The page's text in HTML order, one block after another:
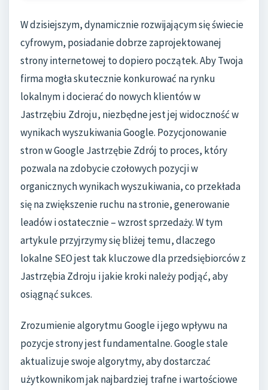
W dzisiejszym, dynamicznie rozwijającym się świecie
cyfrowym, posiadanie dobrze zaprojektowanej
strony internetowej to dopiero początek. Aby Twoja
firma mogła skutecznie konkurować na rynku
lokalnym i docierać do nowych klientów w
Jastrzębiu Zdroju, niezbędne jest jej widoczność w
wynikach wyszukiwania Google. Pozycjonowanie
stron w Google Jastrzębie Zdrój to proces, który
pozwala na zdobycie czołowych pozycji w
organicznych wynikach wyszukiwania, co przekłada
się na zwiększenie ruchu na stronie, generowanie
leadów i ostatecznie – wzrost sprzedaży. W tym
artykule przyjrzymy się bliżej temu, dlaczego
lokalne SEO jest tak kluczowe dla przedsiębiorców z
Jastrzębia Zdroju i jakie kroki należy podjąć, aby
osiągnąć sukces.
Zrozumienie algorytmu Google i jego wpływu na
pozycje strony jest fundamentalne. Google stale
aktualizuje swoje algorytmy, aby dostarczać
użytkownikom jak najbardziej trafne i wartościowe